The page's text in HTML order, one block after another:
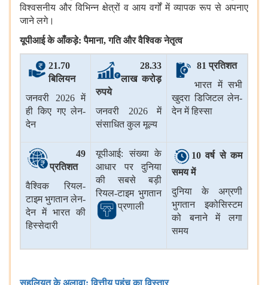
विश्वसनीय और विभिन्न क्षेत्रों व आय वर्गों में व्यापक रूप से अपनाए
जाने लगे।
यूपीआई के आँकड़े: पैमाना,गति और वैश्विक नेतृत्व
21.70
बिलियन
जनवरी 2026 में
ही किए गए लेन-
देन
28.33
लाख करोड़
रुपये
जनवरी 2026 में
संसाधित कुल मूल्य
81 प्रतिशत
भारत में सभी
खुदरा डिजिटल लेन-
देन में हिस्सा
49
प्रतिशत
वैश्विक रियल-
टाइम भुगतान लेन-
देन में भारत की
हिस्सेदारी
यूपीआई: संख्या के
आधार पर दुनिया
की सबसे बड़ी
रियल-टाइम भुगतान
प्रणाली
10वर्ष से कम
समय में
दुनिया के अग्रणी
भुगतान इकोसिस्‍टम
को बनाने में लगा
समय
सहूलियत के अलावा: वित्तीय पहुंच का विस्तार